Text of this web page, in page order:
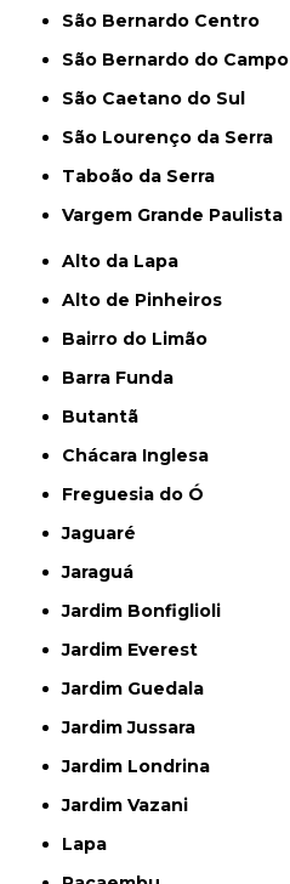
São Bernardo Centro
São Bernardo do Campo
São Caetano do Sul
São Lourenço da Serra
Taboão da Serra
Vargem Grande Paulista
Alto da Lapa
Alto de Pinheiros
Bairro do Limão
Barra Funda
Butantã
Chácara Inglesa
Freguesia do Ó
Jaguaré
Jaraguá
Jardim Bonfiglioli
Jardim Everest
Jardim Guedala
Jardim Jussara
Jardim Londrina
Jardim Vazani
Lapa